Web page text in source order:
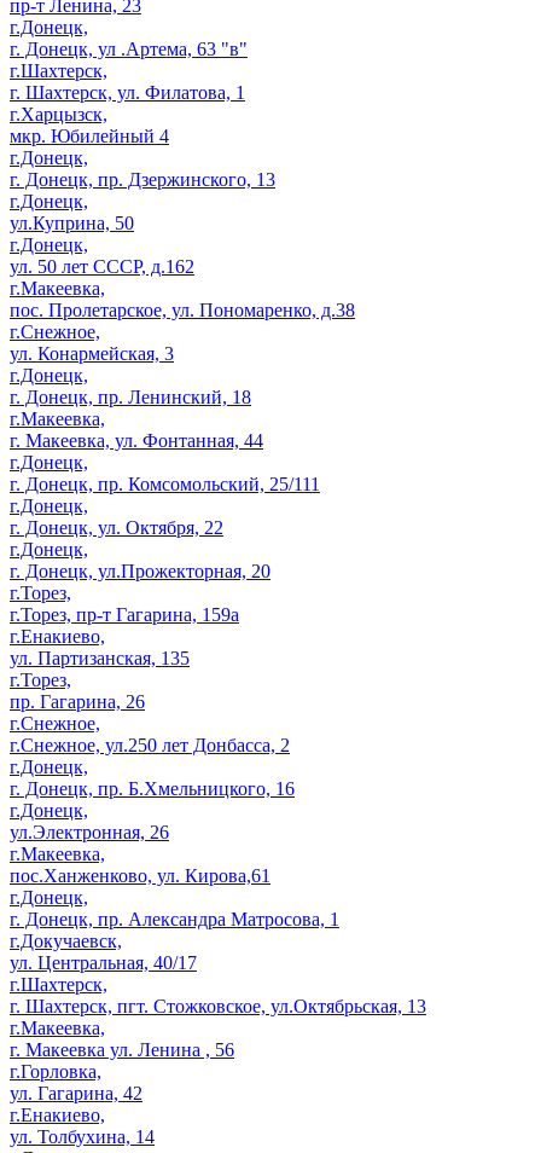
пр-т Ленина, 23
г.Донецк,
г. Донецк, ул .Артема, 63 "в"
г.Шахтерск,
г. Шахтерск, ул. Филатова, 1
г.Харцызск,
мкр. Юбилейный 4
г.Донецк,
г. Донецк, пр. Дзержинского, 13
г.Донецк,
ул.Куприна, 50
г.Донецк,
ул. 50 лет СССР, д.162
г.Макеевка,
пос. Пролетарское, ул. Пономаренко, д.38
г.Снежное,
ул. Конармейская, 3
г.Донецк,
г. Донецк, пр. Ленинский, 18
г.Макеевка,
г. Макеевка, ул. Фонтанная, 44
г.Донецк,
г. Донецк, пр. Комсомольский, 25/111
г.Донецк,
г. Донецк, ул. Октября, 22
г.Донецк,
г. Донецк, ул.Прожекторная, 20
г.Торез,
г.Торез, пр-т Гагарина, 159а
г.Енакиево,
ул. Партизанская, 135
г.Торез,
пр. Гагарина, 26
г.Снежное,
г.Снежное, ул.250 лет Донбасса, 2
г.Донецк,
г. Донецк, пр. Б.Хмельницкого, 16
г.Донецк,
ул.Электронная, 26
г.Макеевка,
пос.Ханженково, ул. Кирова,61
г.Донецк,
г. Донецк, пр. Александра Матросова, 1
г.Докучаевск,
ул. Центральная, 40/17
г.Шахтерск,
г. Шахтерск, пгт. Стожковское, ул.Октябрьская, 13
г.Макеевка,
г. Макеевка ул. Ленина , 56
г.Горловка,
ул. Гагарина, 42
г.Енакиево,
ул. Толбухина, 14